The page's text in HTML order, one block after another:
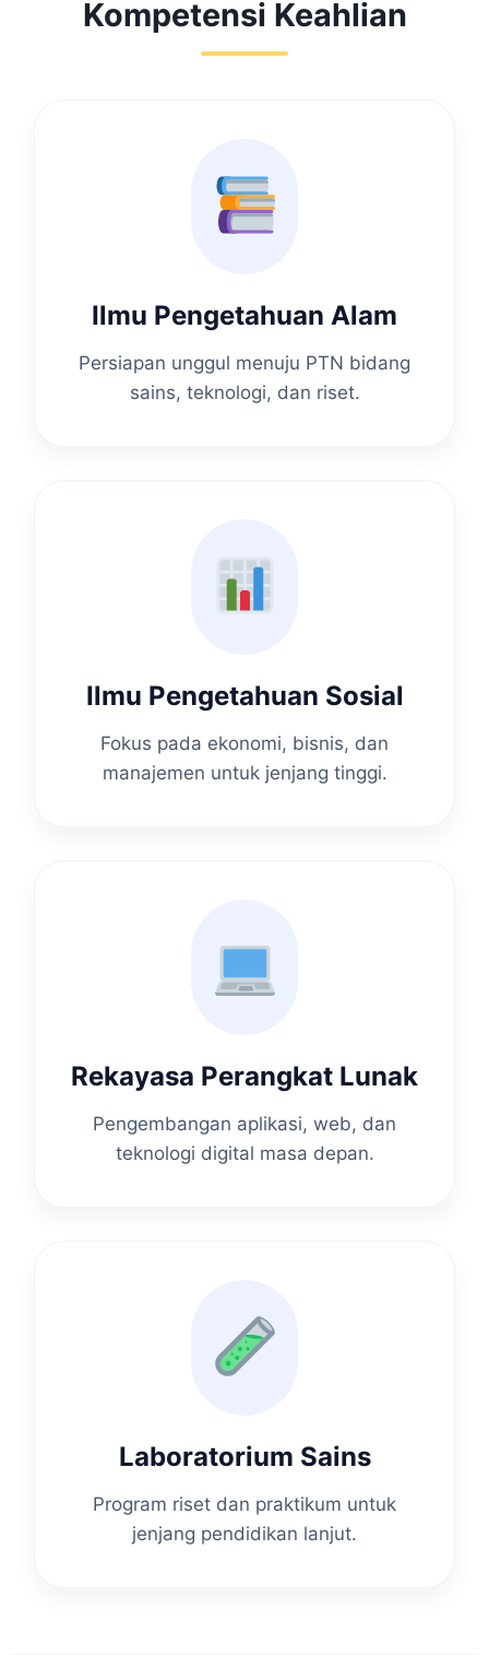
Kompetensi Keahlian
Ilmu Pengetahuan Alam
Persiapan unggul menuju PTN bidang
sains, teknologi, dan riset.
Ilmu Pengetahuan Sosial
Fokus pada ekonomi, bisnis, dan
manajemen untuk jenjang tinggi.
Rekayasa Perangkat Lunak
Pengembangan aplikasi, web, dan
teknologi digital masa depan.
Laboratorium Sains
Program riset dan praktikum untuk
jenjang pendidikan lanjut.